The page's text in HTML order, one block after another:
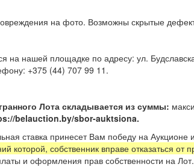
на фото. Возможны скрытые
на нашей площадке по адресу: ул.
+375 (44) 707 99 11.
Лота складывается из суммы:
belauction.by/sbor-auktsiona.
ставка принесет Вам победу на Аукционе
которой, собственник вправе отказаться от
и оформления прав собственности на Лот.